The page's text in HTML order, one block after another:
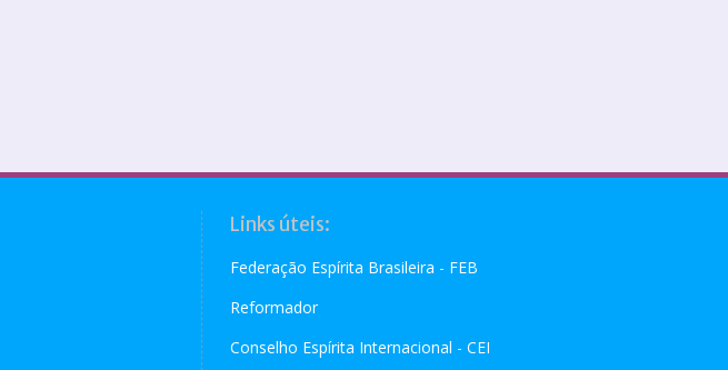
Links úteis:
Federação Espírita Brasileira - FEB
Reformador
Conselho Espírita Internacional - CEI